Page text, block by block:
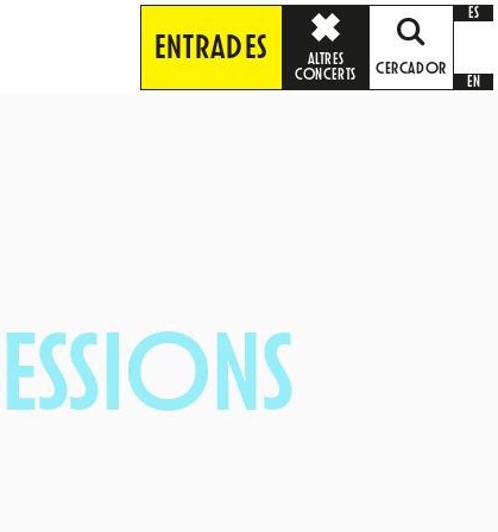
ENTRADES
ALTRES
CONCERTS
CERCADOR
ES
EN